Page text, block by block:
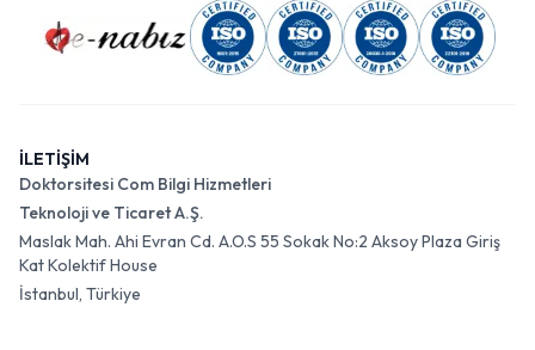
İLETİŞİM
Doktorsitesi Com Bilgi Hizmetleri
Teknoloji ve Ticaret A.Ş.
Maslak Mah. Ahi Evran Cd. A.O.S 55 Sokak No:2 Aksoy Plaza Giriş
Kat Kolektif House
İstanbul, Türkiye